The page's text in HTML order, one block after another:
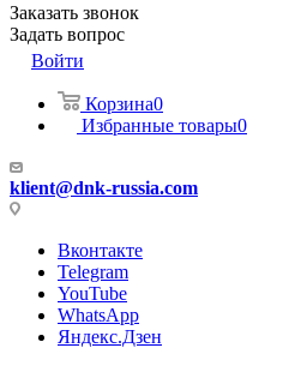
Заказать звонок
Задать вопрос
Войти
Корзина0
Избранные товары0
klient@dnk-russia.com
Вконтакте
Telegram
YouTube
WhatsApp
Яндекс.Дзен